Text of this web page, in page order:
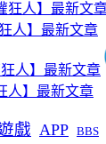
戲 APP BBS